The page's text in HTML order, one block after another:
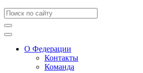
О Федерации
Контакты
Команда